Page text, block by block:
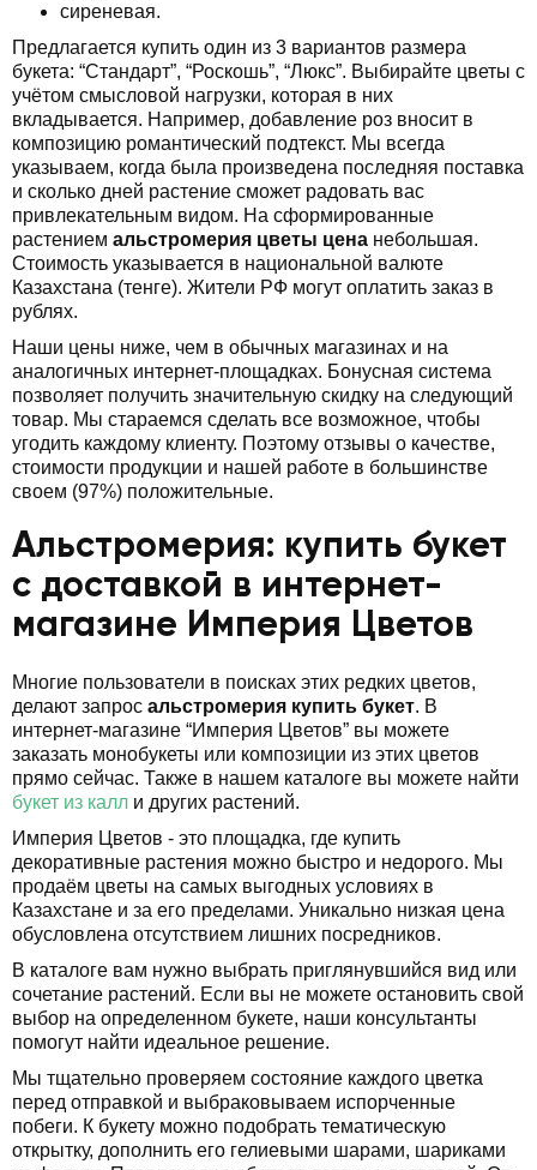
сиреневая.
Предлагается купить один из 3 вариантов размера
букета: “Стандарт”, “Роскошь”, “Люкс”. Выбирайте цветы с
учётом смысловой нагрузки, которая в них
вкладывается. Например, добавление роз вносит в
композицию романтический подтекст. Мы всегда
указываем, когда была произведена последняя поставка
и сколько дней растение сможет радовать вас
привлекательным видом. На сформированные
растением альстромерия цветы цена небольшая.
Стоимость указывается в национальной валюте
Казахстана (тенге). Жители РФ могут оплатить заказ в
рублях.
Наши цены ниже, чем в обычных магазинах и на
аналогичных интернет-площадках. Бонусная система
позволяет получить значительную скидку на следующий
товар. Мы стараемся сделать все возможное, чтобы
угодить каждому клиенту. Поэтому отзывы о качестве,
стоимости продукции и нашей работе в большинстве
своем (97%) положительные.
Альстромерия: купить букет
с доставкой в интернет-
магазине Империя Цветов
Многие пользователи в поисках этих редких цветов,
делают запрос альстромерия купить букет. В
интернет-магазине “Империя Цветов” вы можете
заказать монобукеты или композиции из этих цветов
прямо сейчас. Также в нашем каталоге вы можете найти
букет из калл и других растений.
Империя Цветов - это площадка, где купить
декоративные растения можно быстро и недорого. Мы
продаём цветы на самых выгодных условиях в
Казахстане и за его пределами. Уникально низкая цена
обусловлена отсутствием лишних посредников.
В каталоге вам нужно выбрать приглянувшийся вид или
сочетание растений. Если вы не можете остановить свой
выбор на определенном букете, наши консультанты
помогут найти идеальное решение.
Мы тщательно проверяем состояние каждого цветка
перед отправкой и выбраковываем испорченные
побеги. К букету можно подобрать тематическую
открытку, дополнить его гелиевыми шарами, шариками